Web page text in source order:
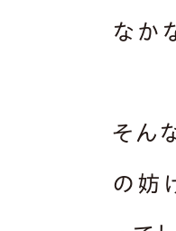
なか
そん
の妨